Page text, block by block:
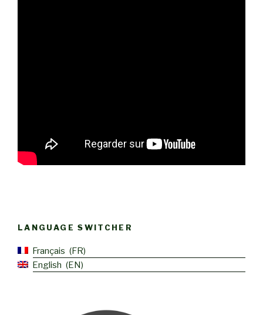
LANGUAGE SWITCHER
Français
FR
English
EN